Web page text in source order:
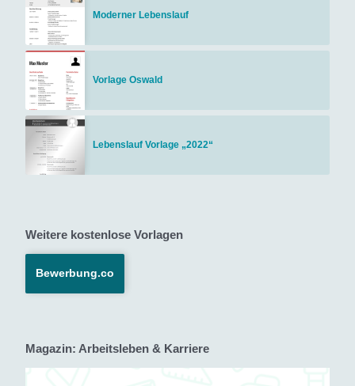
Moderner Lebenslauf
Vorlage Oswald
Lebenslauf Vorlage „2022“
Weitere kostenlose Vorlagen
Bewerbung.co
Magazin: Arbeitsleben & Karriere